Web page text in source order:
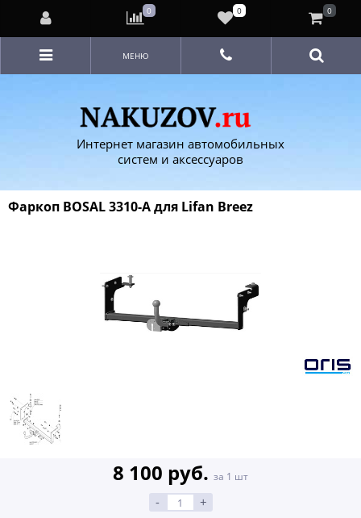
Интернет магазин автомобильных
систем и аксессуаров
МЕНЮ
Фаркоп BOSAL 3310-A для Lifan Breez
8 100 руб. за 1 шт
- +
0 0 0